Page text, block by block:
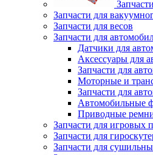
Запчасти для
Запчасти для весов
Запчасти для
Датчики для
Аксессуары для
Запчасти для
Моторные и
Запчасти для
Автомобильные
Приводные
Запчасти для игровых
Запчасти для
Запчасти для